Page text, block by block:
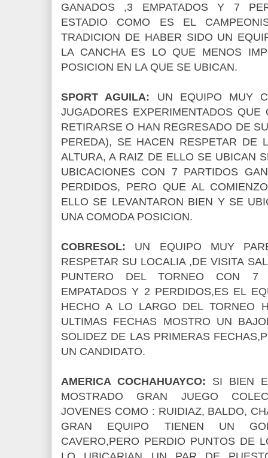
GANADOS ,3 EMPATADOS Y 7
ESTADIO COMO ES EL
TRADICION DE HABER SIDO UN
LA CANCHA ES LO QUE MENOS
POSICION EN LA QUE SE UBICAN.
SPORT AGUILA: UN EQUIPO MUY
JUGADORES EXPERIMENTADOS
RETIRARSE O HAN REGRESADO DE
PEREDA), SE HACEN RESPETAR DE
ALTURA, A RAIZ DE ELLO SE UBICAN
UBICACIONES CON 7 PARTIDOS
PERDIDOS, PERO QUE AL
ELLO SE LEVANTARON BIEN Y SE
UNA COMODA POSICION.
COBRESOL: UN EQUIPO MUY
RESPETAR SU LOCALIA ,DE VISITA
PUNTERO DEL TORNEO CON 7
EMPATADOS Y 2 PERDIDOS,ES EL
HECHO A LO LARGO DEL TORNEO
ULTIMAS FECHAS MOSTRO UN
SOLIDEZ DE LAS PRIMERAS
UN CANDIDATO.
AMERICA COCHAHUAYCO: SI BIEN
MOSTRADO GRAN JUEGO
JOVENES COMO : RUIDIAZ, BALDO,
GRAN EQUIPO TIENEN UN
CAVERO,PERO PERDIO PUNTOS DE